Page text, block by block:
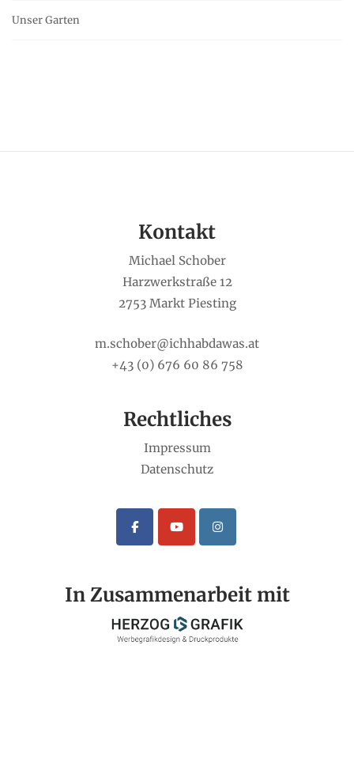
Unser Garten
Kontakt
Michael Schober
Harzwerkstraße 12
2753 Markt Piesting
m.schober@ichhabdawas.at
+43 (0) 676 60 86 758
Rechtliches
Impressum
Datenschutz
In Zusammenarbeit mit